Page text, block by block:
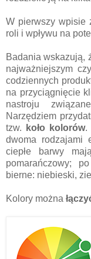
W pierwszy wpisie
roli i wpływu na
Badania wskazują,
najważniejszym
codziennych
na przyciągnięcie
nastroju
Narzędziem
tzw.
koło kolorów.
dwoma rodzajami
ciepłe barwy
pomarańczowy;
bierne: niebieski,
Kolory można